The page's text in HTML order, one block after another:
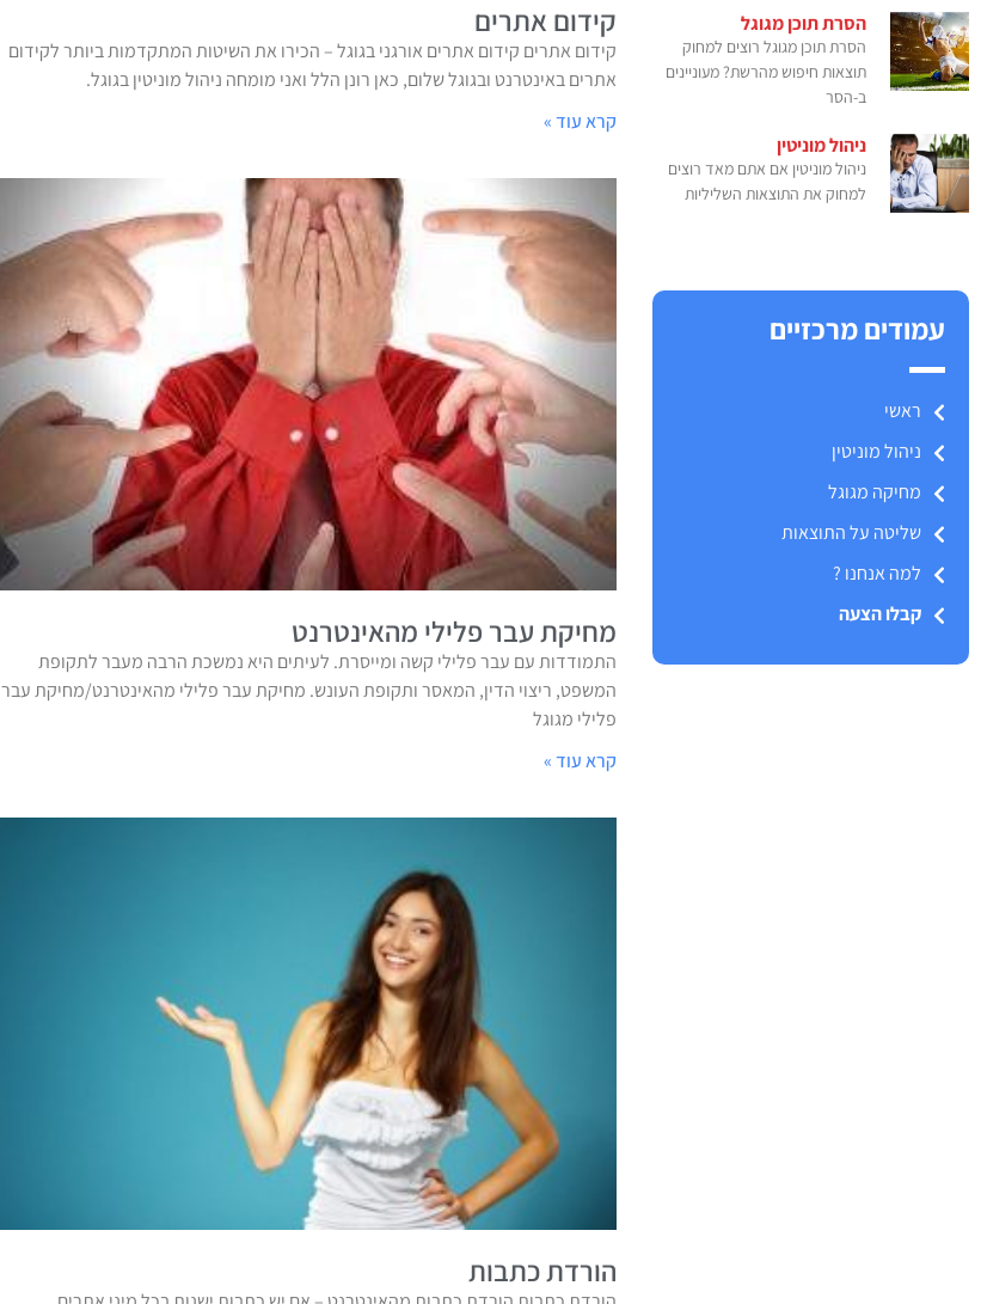
הסרת תוכן מגוגל
הסרת תוכן מגוגל רוצים למחוק
תוצאות חיפוש מהרשת? מעוניינים
ב-הסר
ניהול מוניטין
ניהול מוניטין אם אתם מאד רוצים
למחוק את התוצאות השליליות
עמודים מרכזיים
ראשי
ניהול מוניטין
מחיקה מגוגל
שליטה על התוצאות
למה אנחנו ?
קבלו הצעה
קידום אתרים
קידום אתרים קידום אתרים אורגני בגוגל – הכירו את השיטות המתקדמות ביותר לקידום
אתרים באינטרנט ובגוגל שלום, כאן רונן הלל ואני מומחה ניהול מוניטין בגוגל.
קרא עוד »
מחיקת עבר פלילי מהאינטרנט
התמודדות עם עבר פלילי קשה ומייסרת. לעיתים היא נמשכת הרבה מעבר לתקופת
המשפט, ריצוי הדין, המאסר ותקופת העונש. מחיקת עבר פלילי מהאינטרנט/מחיקת עבר
פלילי מגוגל
קרא עוד »
הורדת כתבות